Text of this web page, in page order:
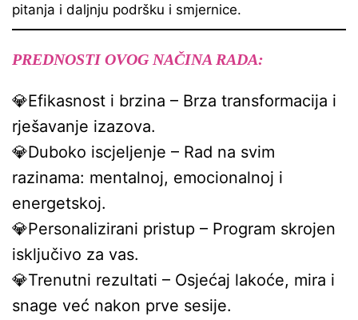
pitanja i daljnju podršku i smjernice.
PREDNOSTI OVOG NAČINA RADA:
💎Efikasnost i brzina – Brza transformacija i
rješavanje izazova.
💎Duboko iscjeljenje – Rad na svim
razinama: mentalnoj, emocionalnoj i
energetskoj.
💎Personalizirani pristup – Program skrojen
isključivo za vas.
💎Trenutni rezultati – Osjećaj lakoće, mira i
snage već nakon prve sesije.